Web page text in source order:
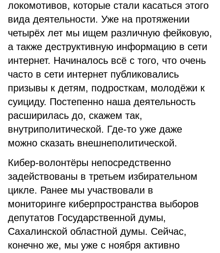
локомотивов, которые стали касаться этого
вида деятельности. Уже на протяжении
четырёх лет мы ищем различную фейковую,
а также деструктивную информацию в сети
интернет. Начиналось всё с того, что очень
часто в сети интернет публиковались
призывы к детям, подросткам, молодёжи к
суициду. Постепенно наша деятельность
расширилась до, скажем так,
внутриполитической. Где-то уже даже
можно сказать внешнеполитической.
Кибер-волонтёры непосредственно
задействованы в третьем избирательном
цикле. Ранее мы участвовали в
мониторинге киберпространства выборов
депутатов Государственной думы,
Сахалинской областной думы. Сейчас,
конечно же, мы уже с ноября активно